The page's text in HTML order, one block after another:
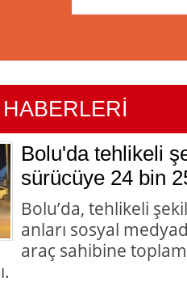
Bolu'da tehlikeli
sürücüye 24 bin
Bolu’da, tehlikeli
anları sosyal
araç sahibine